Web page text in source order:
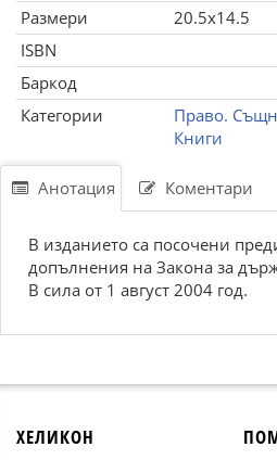
Размери
20.5x14.5
ISBN
Баркод
Категории
Право.
Книги
Анотация Коментари
В изданието са посочени
допълнения на Закона за
В сила от 1 август 2004 год.
ХЕЛИКОН